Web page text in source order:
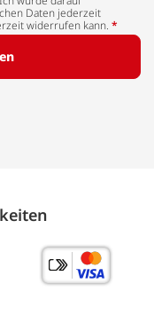
Daten jederzeit
widerrufen kann. *